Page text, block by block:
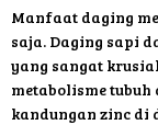
Manfaat daging
saja. Daging sapi
yang sangat
metabolisme
kandungan zinc di